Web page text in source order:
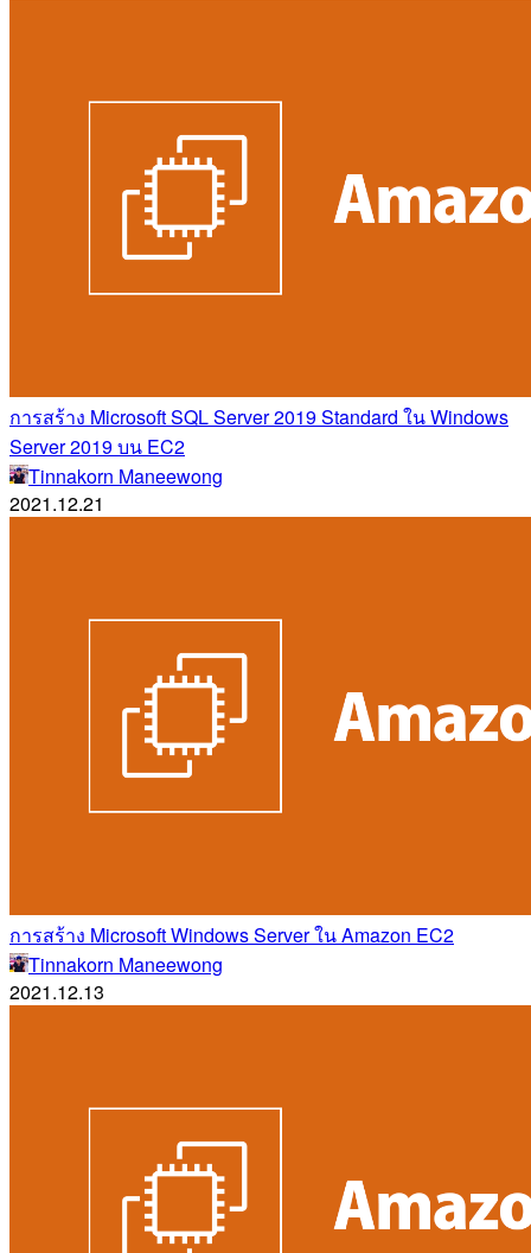
การสร้าง Microsoft SQL Server 2019 Standard ใน Windows
Server 2019 บน EC2
Tinnakorn Maneewong
2021.12.21
การสร้าง Microsoft Windows Server ใน Amazon EC2
Tinnakorn Maneewong
2021.12.13